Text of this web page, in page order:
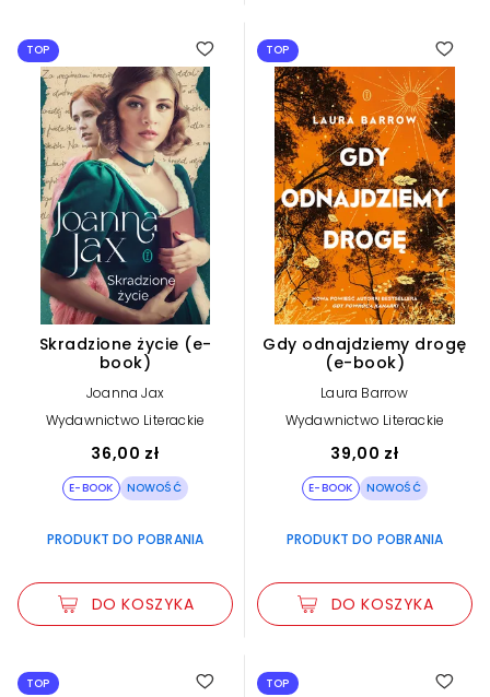
TOP
Skradzione życie (e-
book)
Joanna Jax
Wydawnictwo Literackie
36,00 zł
E-BOOK NOWOŚĆ
PRODUKT DO POBRANIA
DO KOSZYKA
TOP
Gdy odnajdziemy drogę
(e-book)
Laura Barrow
Wydawnictwo Literackie
39,00 zł
E-BOOK NOWOŚĆ
PRODUKT DO POBRANIA
DO KOSZYKA
TOP TOP